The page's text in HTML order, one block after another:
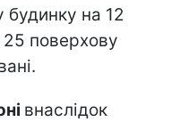
будинку на 12
25 поверхову
внаслідок